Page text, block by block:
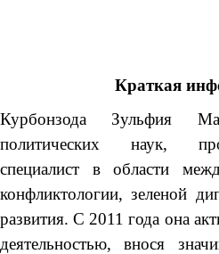
Краткая
Курбонзода Зульфия
политических наук,
специалист в области
конфликтологии, зеленой
развития. С 2011 года она
деятельностью, внося